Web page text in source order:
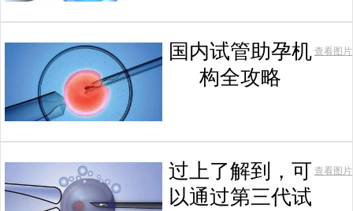
国内试管助孕机
构全攻略
查看图片
过上了解到，可
以通过第三代试
查看图片